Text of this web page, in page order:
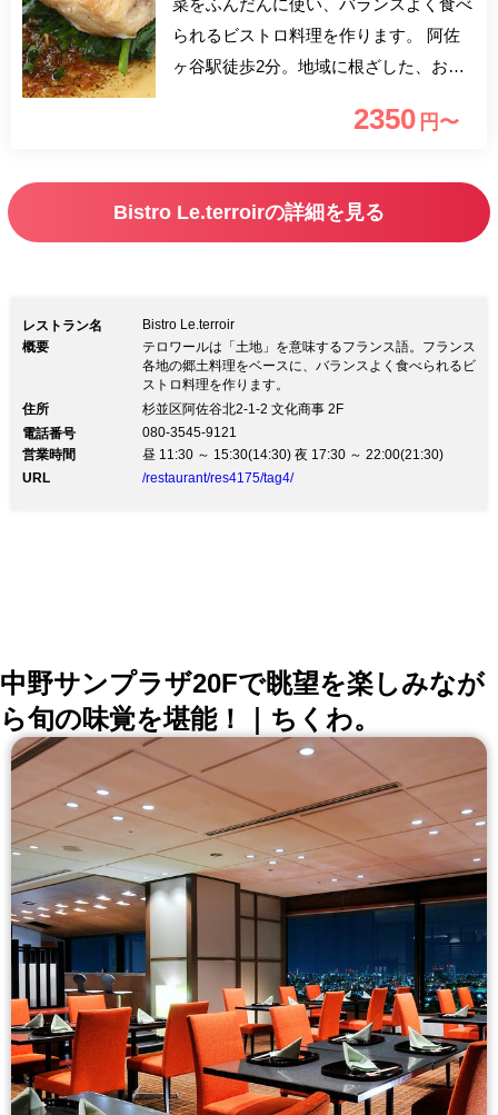
菜をふんだんに使い、バランスよく食べ
られるビストロ料理を作ります。 阿佐
ヶ谷駅徒歩2分。地域に根ざした、お子
料理をお愉しみください。2350 円〜
Bistro Le.terroirの詳細を見る
レストラン名
Bistro Le.terroir
概要
テロワールは「土地」を意味するフランス語。フランス
各地の郷土料理をベースに、バランスよく食べられるビ
ストロ料理を作ります。
住所
杉並区阿佐谷北2-1-2 文化商事 2F
電話番号
080-3545-9121
営業時間
昼 11:30 ～ 15:30(14:30) 夜 17:30 ～ 22:00(21:30)
URL
/restaurant/res4175/tag4/
中野サンプラザ20Fで眺望を楽しみなが
ら旬の味覚を堪能！｜ちくわ。